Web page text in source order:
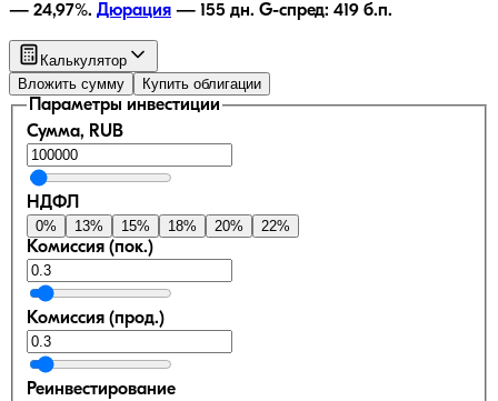
— 24,97%. Дюрация — 155 дн. G-спред: 419 б.п.
Калькулятор
Вложить сумму
Купить облигации
Параметры инвестиции
Сумма, RUB
НДФЛ
0% 13% 15% 18% 20% 22%
Комиссия (пок.)
Комиссия (прод.)
Реинвестирование